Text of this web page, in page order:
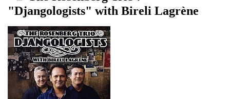
"Djangologists" with Bireli Lagrène